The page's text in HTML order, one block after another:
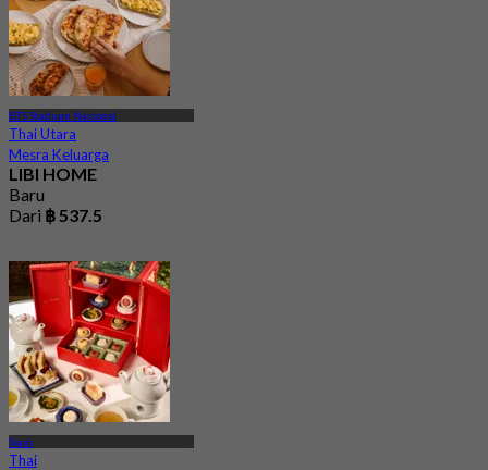
BTS Stadium Nasional
Thai Utara
Mesra Keluarga
LIBI HOME
Baru
Dari ฿ 537.5
Siam
Thai